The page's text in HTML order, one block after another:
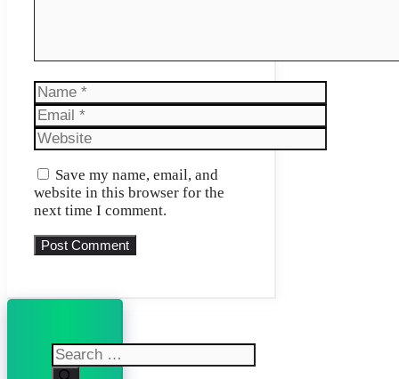
Name
Email
Website
Save my name, email, and
website in this browser for the
next time I comment.
Search
for: